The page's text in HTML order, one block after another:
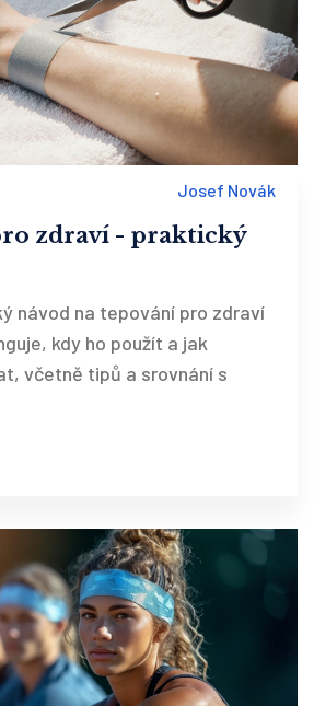
Josef Novák
zdraví - praktický
návod na tepování pro zdraví
kdy ho použít a jak
včetně tipů a srovnání s